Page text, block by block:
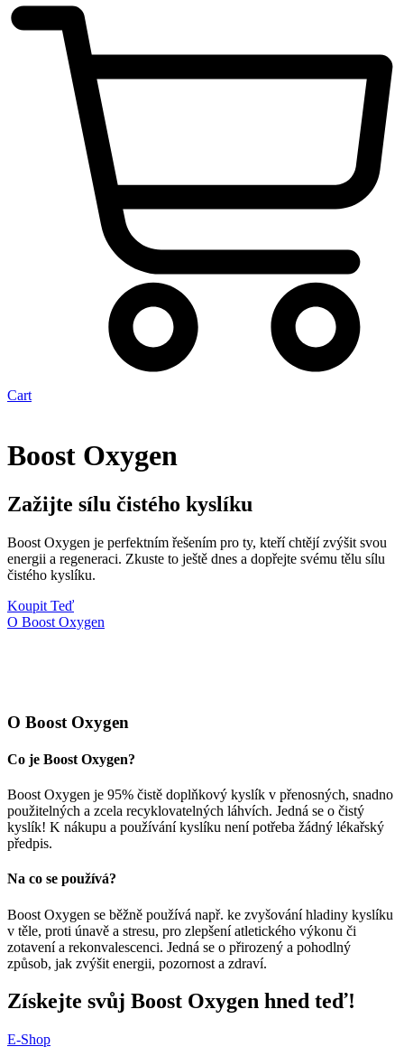
Cart
Boost Oxygen
Zažijte sílu čistého kyslíku
Boost Oxygen je perfektním řešením pro ty, kteří chtějí zvýšit svou
energii a regeneraci. Zkuste to ještě dnes a dopřejte svému tělu sílu
čistého kyslíku.
Koupit Teď
O Boost Oxygen
O Boost Oxygen
Co je Boost Oxygen?
Boost Oxygen je 95% čistě doplňkový kyslík v přenosných, snadno
použitelných a zcela recyklovatelných láhvích. Jedná se o čistý
kyslík! K nákupu a používání kyslíku není potřeba žádný lékařský
předpis.
Na co se používá?
Boost Oxygen se běžně používá např. ke zvyšování hladiny kyslíku
v těle, proti únavě a stresu, pro zlepšení atletického výkonu či
zotavení a rekonvalescenci. Jedná se o přirozený a pohodlný
způsob, jak zvýšit energii, pozornost a zdraví.
Získejte svůj Boost Oxygen hned teď!
E-Shop